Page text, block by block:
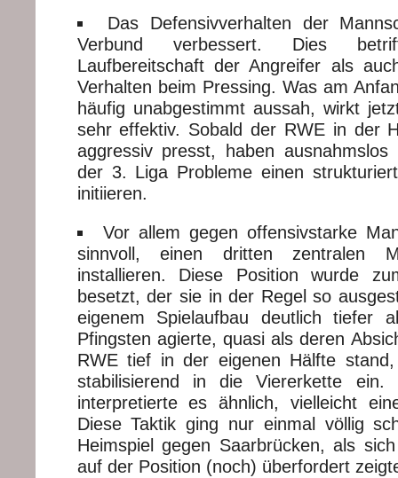
Das Defensivverhalten der
Verbund verbessert. Dies
Laufbereitschaft der Angreifer als
Verhalten beim Pressing. Was am
häufig unabgestimmt aussah, wirkt
sehr effektiv. Sobald der RWE in der
aggressiv presst, haben ausnahmslos
der 3. Liga Probleme einen
initiieren.
Vor allem gegen offensivstarke
sinnvoll, einen dritten zentralen
installieren. Diese Position wurde
besetzt, der sie in der Regel so
eigenem Spielaufbau deutlich tiefer
Pfingsten agierte, quasi als deren
RWE tief in der eigenen Hälfte
stabilisierend in die Viererkette ein.
interpretierte es ähnlich, vielleicht
Diese Taktik ging nur einmal völlig
Heimspiel gegen Saarbrücken, als
auf der Position (noch) überfordert